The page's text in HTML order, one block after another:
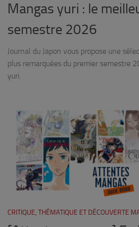
Mangas yuri : le
semestre 2026
Journal du Japon vous propose une
plus remarquées du premier semestre
yuri.
CRITIQUE, THÉMATIQUE ET DÉCOUVERTE